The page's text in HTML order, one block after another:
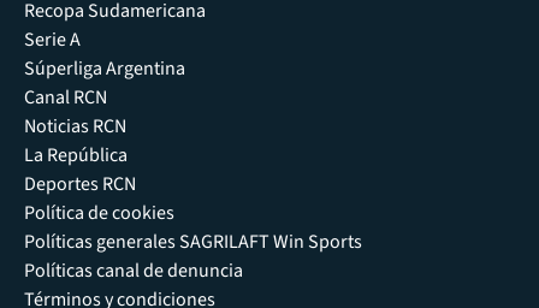
Recopa Sudamericana
Serie A
Súperliga Argentina
Canal RCN
Noticias RCN
La República
Deportes RCN
Política de cookies
Políticas generales SAGRILAFT Win Sports
Políticas canal de denuncia
Términos y condiciones